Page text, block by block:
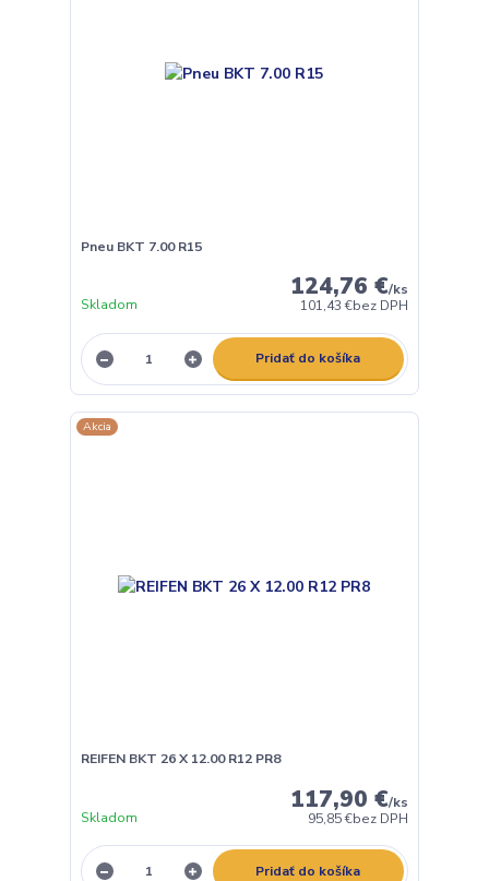
Pneu BKT 7.00 R15
124,76 €/ks
101,43 €bez DPH
Skladom
Pridať do košíka
Akcia
REIFEN BKT 26 X 12.00 R12 PR8
117,90 €/ks
95,85 €bez DPH
Skladom
Pridať do košíka